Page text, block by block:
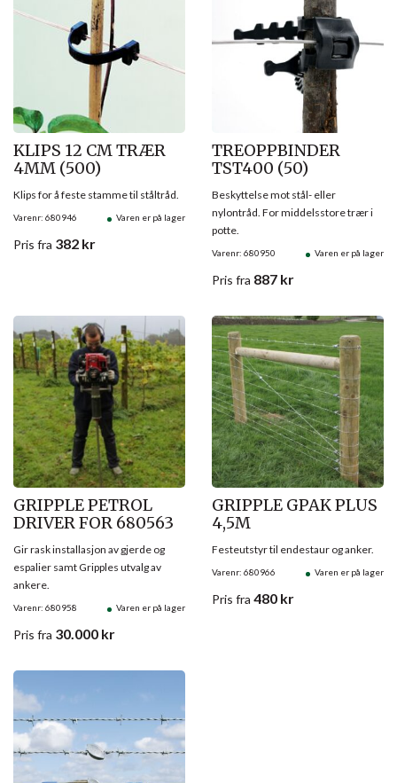
KLIPS 12 CM TRÆR
4MM (500)
Varenr: 680946 Varen er på lager
Klips for å feste stamme til ståltråd.
Pris fra 382 kr
TREOPPBINDER
TST400 (50)
Varenr: 680950 Varen er på lager
Beskyttelse mot stål- eller
nylontråd. For middelsstore trær i
potte.
Pris fra 887 kr
GRIPPLE PETROL
DRIVER FOR 680563
Varenr: 680958 Varen er på lager
Gir rask installasjon av gjerde og
espalier samt Gripples utvalg av
ankere.
Pris fra 30.000 kr
GRIPPLE GPAK PLUS
4,5M
Varenr: 680966 Varen er på lager
Festeutstyr til endestaur og anker.
Pris fra 480 kr